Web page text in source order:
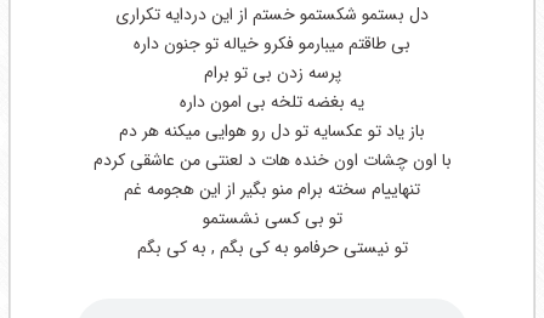
دل بستمو شکستمو خستم از این دردایه تکراری
بی طاقتم میبارمو فکرو خیاله تو جنون داره
پرسه زدن بی تو برام
یه بغضه تلخه بی امون داره
باز یاد تو عکسایه تو دل رو هوایی میکنه هر دم
با اون چشات اون خنده هات د لعنتی من عاشقی کردم
تنهاییام سخته برام منو بگیر از این هجومه غم
تو بی کسی نشستمو
تو نیستی حرفامو به کی بگم , به کی بگم